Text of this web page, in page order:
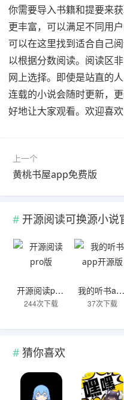
你需要导入书籍和提要来
更丰富，可以满足不同用
可以在这里找到适合自己
以根据分数阅读。阅读区
网上选择。即使是站直的
连载的小说会随时更新，
好地让大家观看。欢迎喜
上一个
黄桃书屋app免费版
开源阅读可换源小说
开源阅读pro版
244次下载
我的听书app开源版
37次下载
猜你喜欢